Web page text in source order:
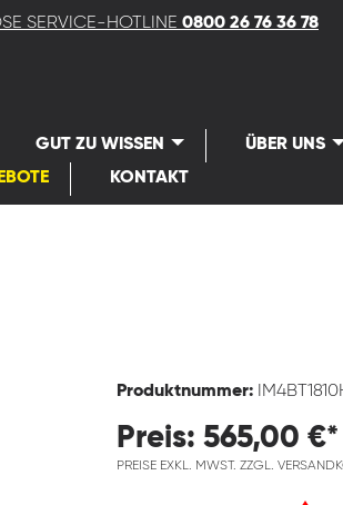
SERVICE-HOTLINE 0800 26 76 36 78
GUT ZU WISSEN ÜBER UNS
KONTAKT
Produktnummer:
Preis: 565,00 €*
PREISE EXKL. MWST. ZZGL.